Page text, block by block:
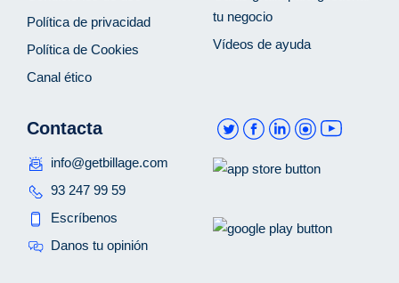
Política de privacidad
Política de Cookies
Canal ético
tu negocio
Vídeos de ayuda
Contacta
info@getbillage.com
93 247 99 59
Escríbenos
Danos tu opinión